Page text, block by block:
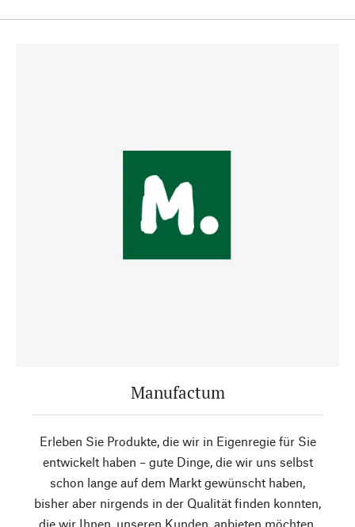
Manufactum
Erleben Sie Produkte, die wir in Eigenregie für Sie
entwickelt haben – gute Dinge, die wir uns selbst
schon lange auf dem Markt gewünscht haben,
bisher aber nirgends in der Qualität finden konnten,
die wir Ihnen, unseren Kunden, anbieten möchten.